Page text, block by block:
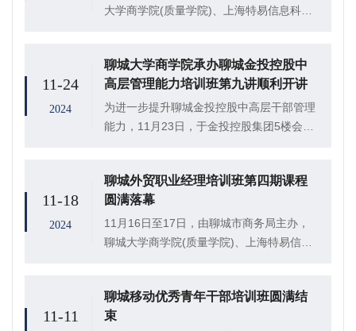
大学商学院(质量学院)、上海特易信息科技
为这一阶段的外贸专业人才培养画上了圆
满...
11-24
2024
聊城大学商学院承办聊城金投控股中
高层管理能力培训班第九讲顺利开讲
为进一步提升聊城金投控股中高层干部管理
能力，11月23日，于金投控股集团5楼会议
11-18
2024
聊城外贸职业经理培训班第四期课程
圆满落幕
11月16日至17日，由聊城市商务局主办，
聊城大学商学院(质量学院)、上海特易信息
个县市区18家企业的27名外贸经理出席本
次...
11-11
聊城移动优秀青年干部培训班圆满结
束